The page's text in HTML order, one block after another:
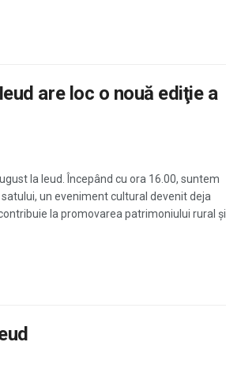
are loc o nouă ediţie a
la Ieud. Începând cu ora 16.00, suntem
un eveniment cultural devenit deja
la promovarea patrimoniului rural și